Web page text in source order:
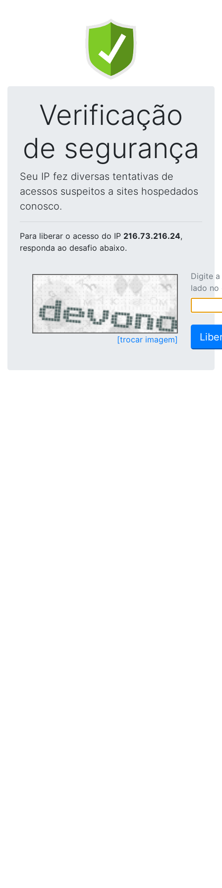
Verificação
de segurança
Seu IP fez diversas tentativas de
acessos suspeitos a sites hospedados
conosco.
Para liberar o acesso do IP 216.73.216.24,
responda ao desafio abaixo.
[trocar imagem]
Digite
lado no